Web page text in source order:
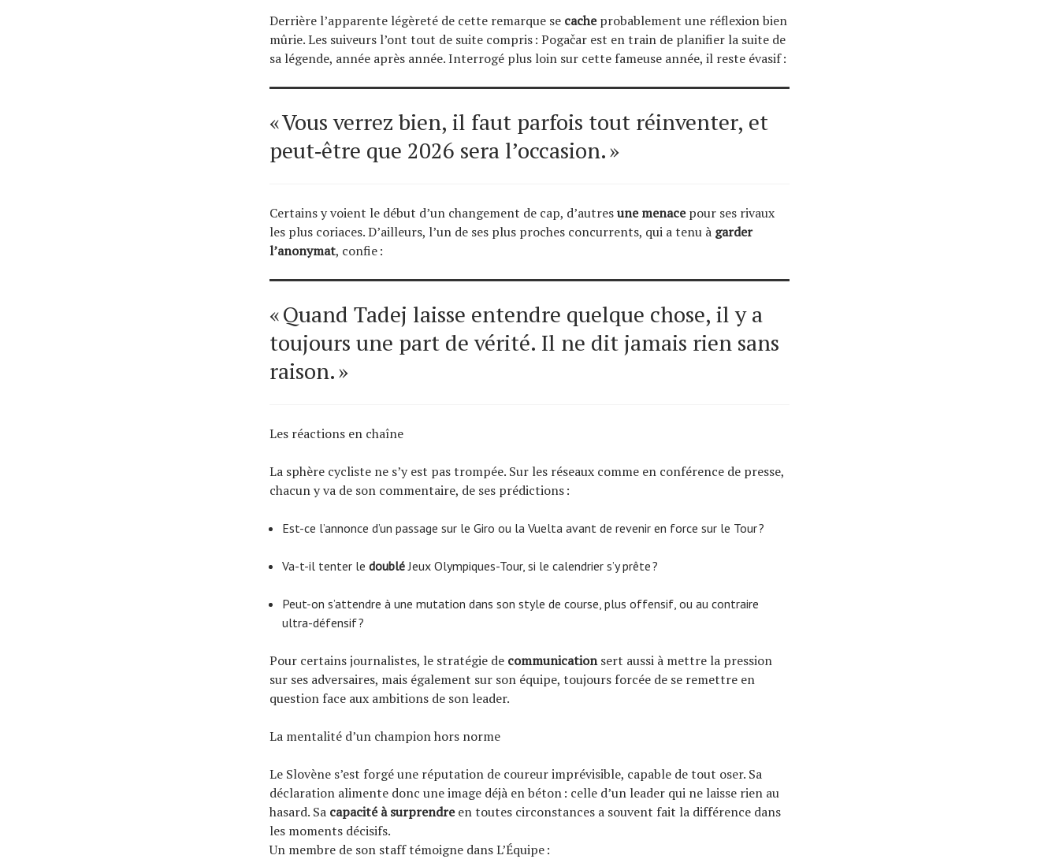
Derrière l’apparente légèreté de cette remarque se cacheprobablement une réflexion bien
mûrie. Les suiveurs l’ont tout de suite compris : Pogačar est en train de planifier la suite de
sa légende, année après année. Interrogé plus loin sur cette fameuse année, il reste évasif :
« Vous verrez bien, il faut parfois tout réinventer, et
peut‑être que 2026 sera l’occasion. »
Certains y voient le début d’un changement de cap, d’autresune menacepour ses rivaux
les plus coriaces. D’ailleurs, l’un de ses plus proches concurrents, qui a tenu à garder
l’anonymat, confie :
« Quand Tadej laisse entendre quelque chose, il y a
toujours une part de vérité. Il ne dit jamais rien sans
raison. »
Les réactions en chaîne
La sphère cycliste ne s’y est pas trompée. Sur les réseaux comme en conférence de presse,
chacun y va de son commentaire, de ses prédictions :
Est-ce l’annonce d’un passage sur le Giro ou la Vuelta avant de revenir en force sur le Tour ?
Va-t-il tenter le doubléJeux Olympiques-Tour, si le calendrier s’y prête ?
Peut-on s’attendre à une mutation dans son style de course, plus offensif, ou au contraire
ultra-défensif ?
Pour certains journalistes, le stratégie de communicationsert aussi à mettre la pression
sur ses adversaires, mais également sur son équipe, toujours forcée de se remettre en
question face aux ambitions de son leader.
La mentalité d’un champion hors norme
Le Slovène s’est forgé une réputation de coureur imprévisible, capable de tout oser. Sa
déclaration alimente donc une image déjà en béton : celle d’un leader qui ne laisse rien au
hasard. Sa capacité à surprendreen toutes circonstances a souvent fait la différence dans
les moments décisifs.
Un membre de son staff témoigne dans L’Équipe :